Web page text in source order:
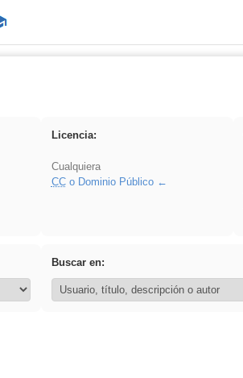
Licencia:
Cualquiera
CCo Dominio Público
Buscar en: